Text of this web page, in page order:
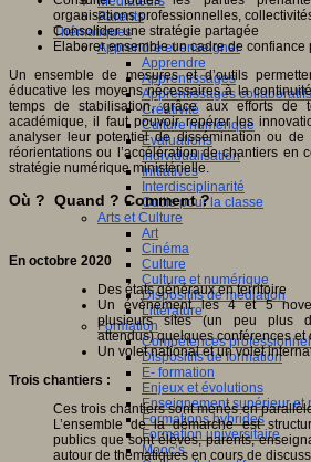
Parents
Thématiques
Apprendre et enseigner
Apprendre
Apprentissages
Apprentissages collaboratifs
Créativité
Culture numérique
Evaluations
Individualisation
Initiatives
Interdisciplinarité
Outils pour la classe
Arts et Culture
Art
Cinéma
Culture
Culture et numérique
Dispositifs de médiation
Littérature
Formation
Compétences
Dispositifs de formation
E- formation
Enjeux et évolutions
Enseignement supérieur et
Formations hybrides
Formation universitaire
Mooc’s
organisations professionnelles,
Consolider une stratégie partagée
Elaborer ensemble un cadre de
Un ensemble de mesures et d’outils
éducative les moyens nécessaires à la
temps de stabilisation, grâce aux efforts de
académique, il faut pouvoir repérer les
analyser leur potentiel de dissémination ou de
réorientations ou l’accélération de chantiers en
stratégie numérique ministérielle.
Où ? Quand ? Comment ?
En octobre 2020
Des états généraux en territoire
Un évènement les 4 et 5
plusieurs sites (un peu plus
attendus) quelques conférences et
Un volet national et un volet
Trois chantiers :
Ces trois chantiers sont menés en
L’ensemble de la démarche est
publics que sont élèves, parents,
autour de thématiques en cours de